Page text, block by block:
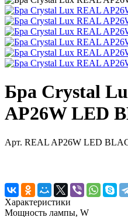
Бра Crystal
AP26W LED
Арт. REAL AP26W LED
Характеристики
Мощность лампы, W